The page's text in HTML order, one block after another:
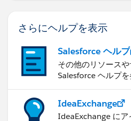
さらにヘルプを表示
Salesforce ヘルプ
その他のリソース
Salesforce ヘルプを
IdeaExchange
IdeaExchange にア